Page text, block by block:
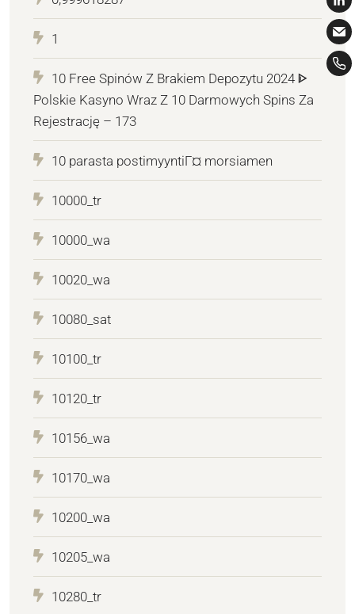
1
10 Free Spinów Z Brakiem Depozytu 2024 ᐈ
Polskie Kasyno Wraz Z 10 Darmowych Spins Za
Rejestrację – 173
10 parasta postimyyntiГ¤ morsiamen
10000_tr
10000_wa
10020_wa
10080_sat
10100_tr
10120_tr
10156_wa
10170_wa
10200_wa
10205_wa
10280_tr